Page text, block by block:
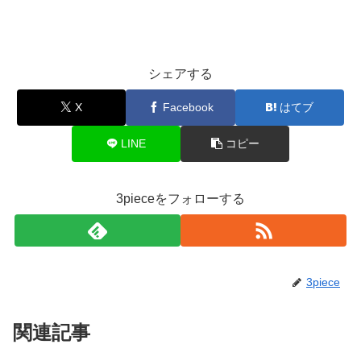
シェアする
X Facebook はてブ
LINE コピー
3pieceをフォローする
3piece
関連記事